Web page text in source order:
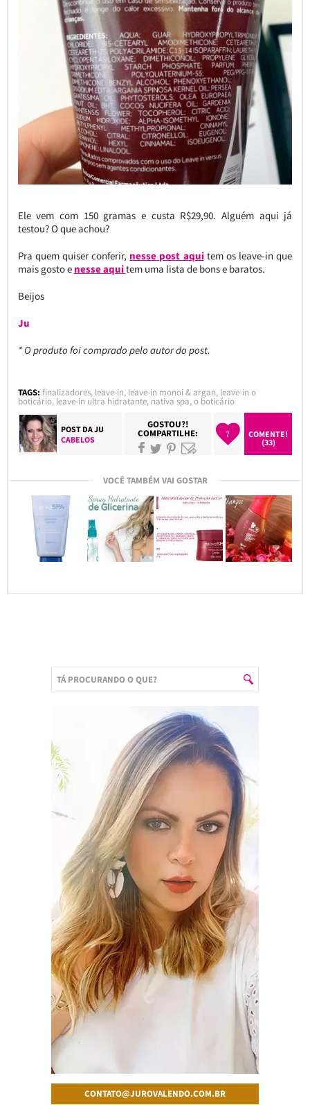
Ele vem com 150 gramas e custa R$29,90. Alguém aqui já
testou? O que achou?
Pra quem quiser conferir, nesse post aquitem os leave-in que
mais gosto e nesse aquitem uma lista de bons e baratos.
Beijos
Ju
* O produto foi comprado pelo autor do post.
TAGS: finalizadores, leave-in, leave-in monoi & argan, leave-in o
boticário, leave-in ultra hidratante, nativa spa,o boticário
POST DAJU
CABELOS
GOSTOU?!
COMPARTILHE: 7
COMENTE!
(33)
VOCÊ TAMBÉM VAI GOSTAR
CONTATO@JUROVALENDO.COM.BR